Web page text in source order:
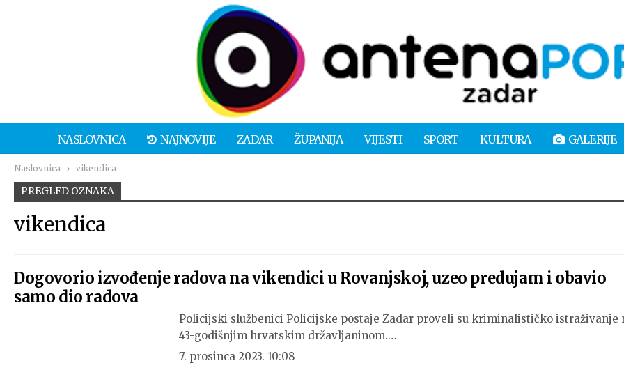
NASLOVNICA NAJNOVIJE ZADAR ŽUPANIJA VIJESTI SPORT KULTURA GALERIJE
Naslovnica vikendica
PREGLED OZNAKA
vikendica
Dogovorio izvođenje radova na vikendici u Rovanjskoj, uzeo predujam i obavio
samo dio radova
Policijski službenici Policijske postaje Zadar proveli su kriminalističko istraživanje
43-godišnjim hrvatskim državljaninom.…
7. prosinca 2023. 10:08